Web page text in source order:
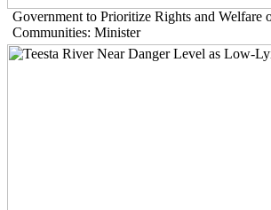
Government to Prioritize Rights and Welfare
Communities: Minister